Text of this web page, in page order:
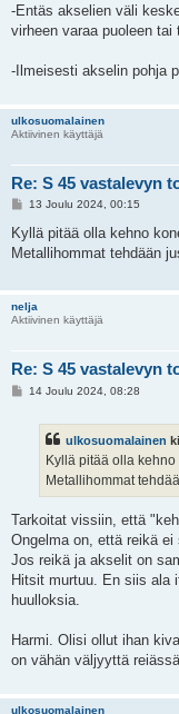
-Entäs akselien väli
virheen varaa puoleen tai
-Ilmeisesti akselin pohja
ulkosuomalainen
Aktiivinen käyttäjä
Re: S 45 vastalevyn
V
e
s
t
13 Joulu 2024, 00:15
Kyllä pitää olla kehno
Metallihommat tehdään
nelja
Aktiivinen käyttäjä
Re: S 45 vastalevyn
V14 Joulu 2024, 08:28
ulkosuomalainen
Kyllä pitää olla
Metallihommat
Tarkoitat vissiin, että
Ongelma on, että reikä
Jos reikä ja akselit on
Hitsit murtuu. En siis ala
huulloksia.
Harmi. Olisi ollut ihan
on vähän väljyyttä
ulkosuomalainen